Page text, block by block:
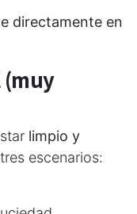
directamente en
(muy
limpio y
escenarios: